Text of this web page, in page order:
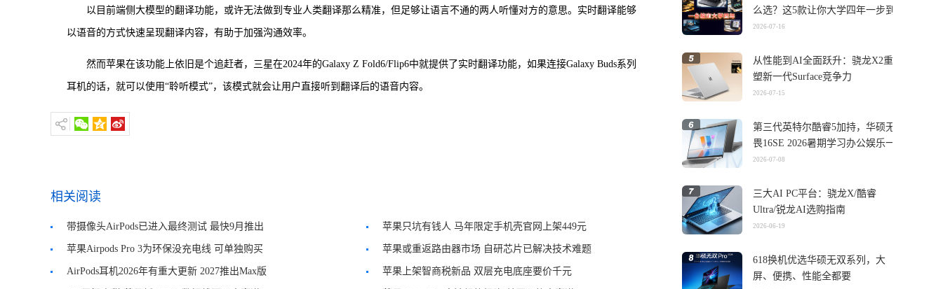
以目前端侧大模型的翻译功能，或许无法做到专业人类翻译那么精准，但足够让语言不通的两人听懂对方的意思。实时翻译能够
以语音的方式快速呈现翻译内容，有助于加强沟通效率。
然而苹果在该功能上依旧是个追赶者，三星在2024年的Galaxy Z Fold6/Flip6中就提供了实时翻译功能，如果连接Galaxy Buds系列
耳机的话，就可以使用“聆听模式”，该模式就会让用户直接听到翻译后的语音内容。
相关阅读
带摄像头AirPods已进入最终测试 最快9月推出 苹果只坑有钱人 马年限定手机壳官网上架449元
苹果Airpods Pro 3为环保没充电线 可单独购买 苹果或重返路由器市场 自研芯片已解决技术难题
AirPods耳机2026年有重大更新 2027推出Max版 苹果上架智商税新品 双层充电底座要价千元
么选？这5款让你大学四年一步到
位
2026-07-16
从性能到AI全面跃升：骁龙X2重
塑新一代Surface竞争力
2026-07-15
第三代英特尔酷睿5加持，华硕无
畏16SE 2026暑期学习办公娱乐一
机搞定
2026-07-08
三大AI PC平台：骁龙X/酷睿
Ultra/锐龙AI选购指南
2026-06-19
618换机优选华硕无双系列，大
屏、便携、性能全都要